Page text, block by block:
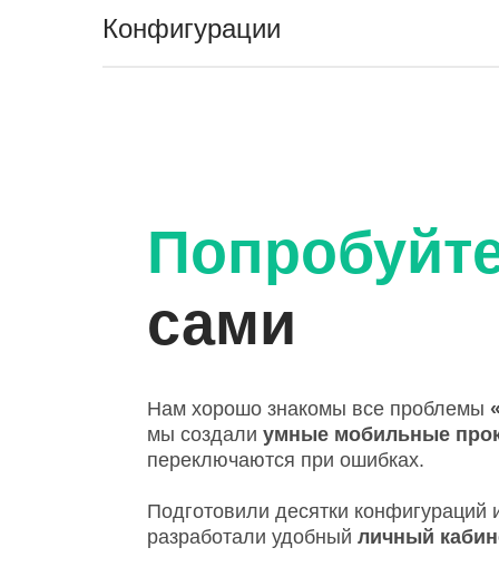
Конфигурации
сами
Нам хорошо знакомы все проблемы
мы создали умные мобильные
переключаются при ошибках.
Подготовили десятки
разработали удобный личный